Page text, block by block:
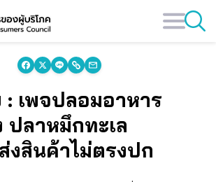
: เพจปลอมอาหาร
ปลาหมึกทะเล
งสินค้าไม่ตรงปก